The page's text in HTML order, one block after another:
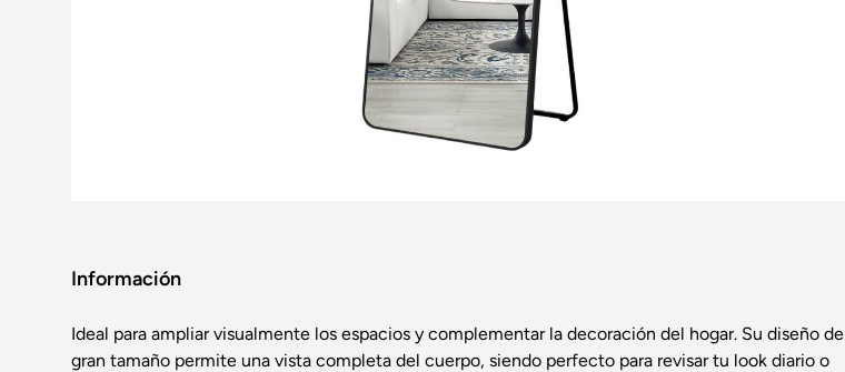
Información
Ideal para ampliar visualmente los espacios y complementar la decoración del hogar. Su diseño de
gran tamaño permite una vista completa del cuerpo, siendo perfecto para revisar tu look diario o